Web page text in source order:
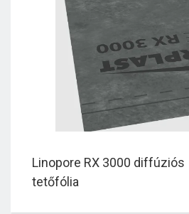
Linopore RX 3000 diffúziós
tetőfólia